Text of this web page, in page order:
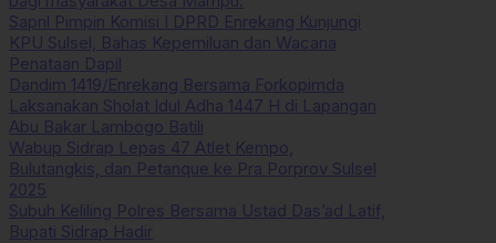
Sapril Pimpin Komisi I DPRD Enrekang Kunjungi
KPU Sulsel, Bahas Kepemiluan dan Wacana
Penataan Dapil
Dandim 1419/Enrekang Bersama Forkopimda
Laksanakan Sholat Idul Adha 1447 H di Lapangan
Abu Bakar Lambogo Batili
Wabup Sidrap Lepas 47 Atlet Kempo,
Bulutangkis, dan Petanque ke Pra Porprov Sulsel
2025
Subuh Keliling Polres Bersama Ustad Das’ad Latif,
Bupati Sidrap Hadir